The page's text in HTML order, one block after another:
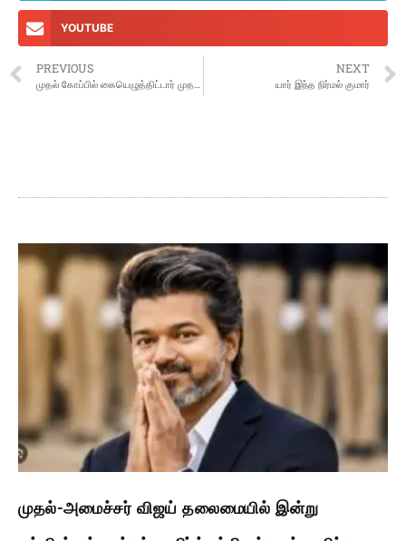
YOUTUBE
PREVIOUS
முதல் கோப்பில் கையெழுத்திட்டார் முதலமைச்சர் விஜய்…
NEXT
யார் இந்த நிர்மல் குமார்
முதல்-அமைச்சர் விஜய் தலைமையில் இன்று